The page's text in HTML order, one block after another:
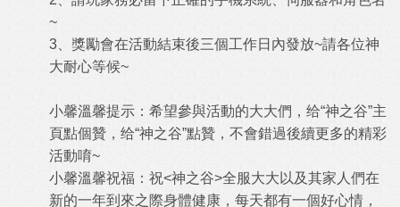
~
3、獎勵會在活動結束後三個工作日內發放~請各位神
大耐心等候~
小馨溫馨提示：希望參與活動的大大們，给“神之谷”主
頁點個贊，给“神之谷”點贊，不會錯過後續更多的精彩
活動唷~
小馨溫馨祝福：祝<神之谷>全服大大以及其家人們在
新的一年到來之際身體健康，每天都有一個好心情，